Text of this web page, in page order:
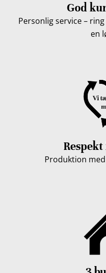
God
Personlig service –
en
Produktion